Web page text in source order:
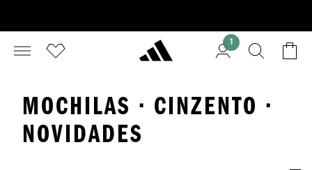
1
MOCHILAS · CINZENTO ·
NOVIDADES